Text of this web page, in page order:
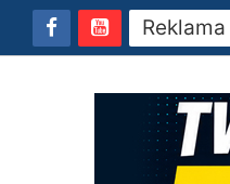
Reklama